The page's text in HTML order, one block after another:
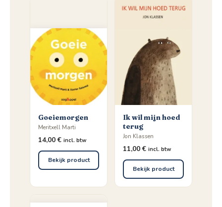
Goeiemorgen
Meritxell Marti
14,00€ incl. btw
Bekijk product
Ik wil mijn hoed
terug
Jon Klassen
11,00€ incl. btw
Bekijk product